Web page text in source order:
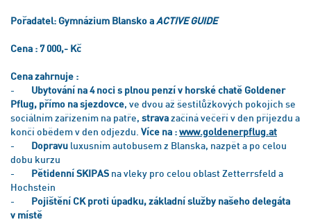
Pořadatel: Gymnázium Blansko aACTIVE GUIDE
Cena : 7 000,- Kč
Cena zahrnuje :
- Ubytování na 4 noci s plnou penzí v horské chatě Goldener
Pflug, přímo na sjezdovce, ve dvou až šestilůžkových pokojích se
sociálním zařízením na patře, stravazačíná večeří v den příjezdu a
končí obědem v den odjezdu. Více na :www.goldenerpflug.at
- Dopravu luxusním autobusem z Blanska, nazpět a po celou
dobu kurzu
- Pětidenní SKIPAS na vleky pro celou oblast Zetterrsfeld a
Hochstein
- Pojištění CK proti úpadku, základní služby našeho delegáta
v místě